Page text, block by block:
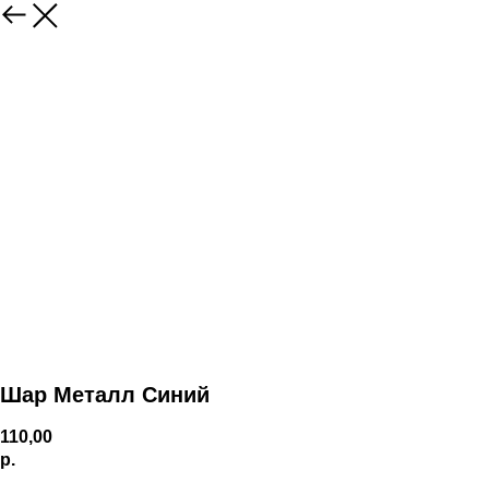
Шар Металл Синий
110,00
р.